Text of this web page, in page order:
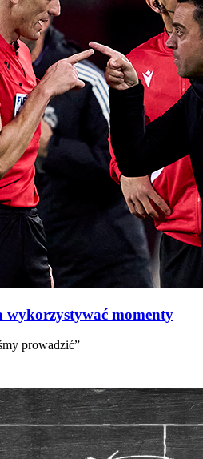
momenty
prowadzić”